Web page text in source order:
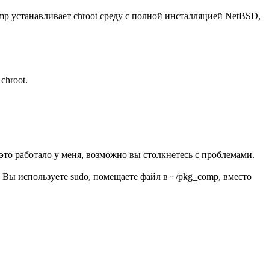
устанавливает chroot среду с полной инсталляцией NetBSD,
работало у меня, возможно вы столкнетесь с проблемами.
используете sudo, помещаете файл в ~/pkg_comp, вместо